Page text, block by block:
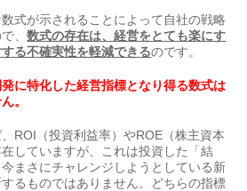
式が示されることによって自社の戦略
、数式の存在は、経営をとても楽にす
る不確実性を軽減できるのです。
に特化した経営指標となり得る数式は
。
ROI（投資利益率）やROE（株主資本
していますが、これは投資した「結
まさにチャレンジしようとしている新
るものではありません。どちらの指標